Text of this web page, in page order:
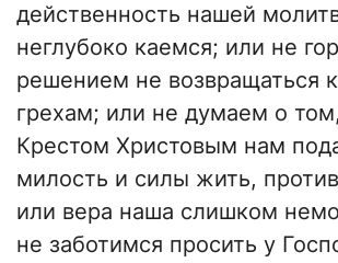
действенность нашей
неглубоко каемся; или не
решением не возвращаться
грехам; или не думаем о
Крестом Христовым нам
милость и силы жить,
или вера наша слишком
не заботимся просить у